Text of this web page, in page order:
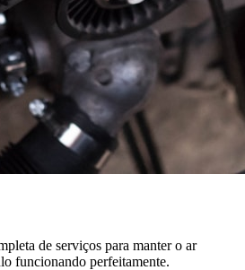
de serviços para manter o ar
funcionando perfeitamente.